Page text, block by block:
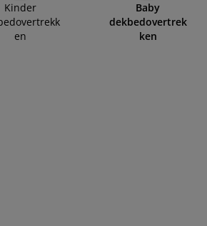
Kinder
en
Baby
dekbedovertrek
ken